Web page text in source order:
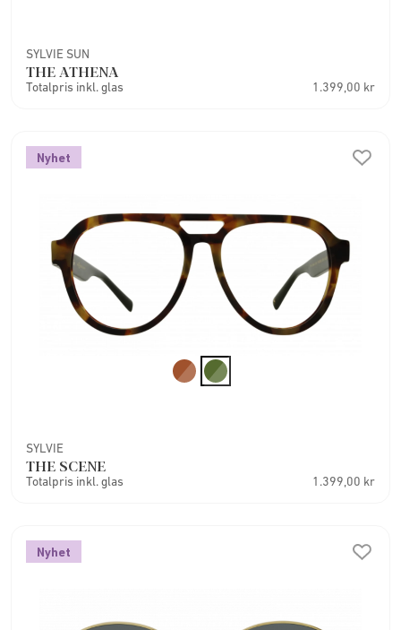
SYLVIE SUN
THE ATHENA
Totalpris inkl. glas 1.399,00 kr
Nyhet
SYLVIE
THE SCENE
Totalpris inkl. glas 1.399,00 kr
Nyhet